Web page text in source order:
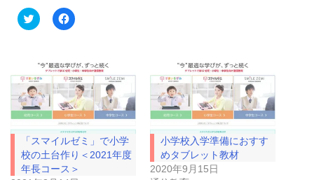
ク
リ
て
w
i
t
t
e
で
共
有
(
新
F
a
o
o
k
で
共
有
す
る
に
は
ク
リ
ッ
「スマイルゼミ」で小学
校の土台作り＜2021年度
年長コース＞
小学校入学準備におすす
めタブレット教材
2020年9月15日